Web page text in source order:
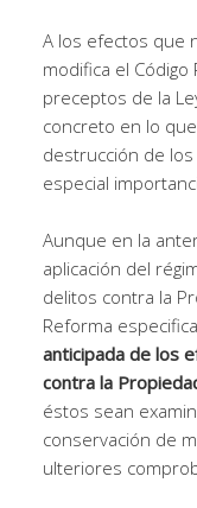
A los efectos que
modifica el
preceptos de la
concreto en lo
destrucción de
especial
Aunque en la
aplicación del
delitos contra la
Reforma
anticipada de los
contra la
éstos sean
conservación de
ulteriores